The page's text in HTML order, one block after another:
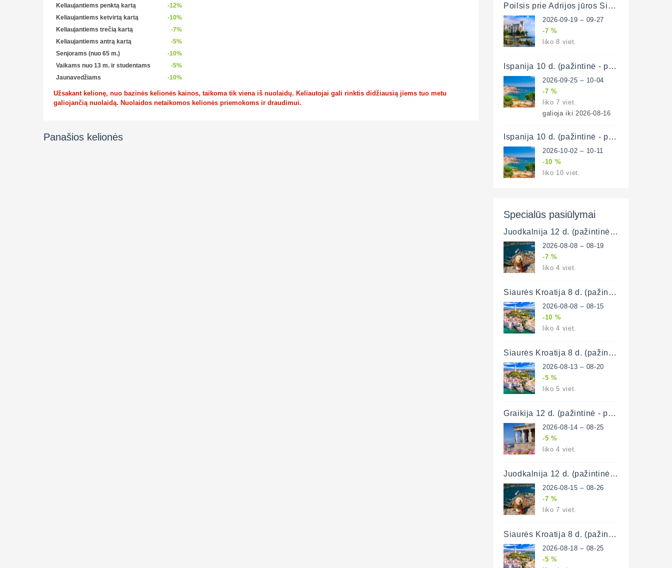
Keliaujantiems penktą kartą
-12%
Keliaujantiems ketvirtą kartą
-10%
Keliaujantiems trečią kartą
-7%
Keliaujantiems antrą kartą
-5%
Senjorams (nuo 65 m.)
-10%
Vaikams nuo 13 m. ir studentams
-5%
Jaunavedžiams
-10%
Užsakant kelionę, nuo bazinės kelionės kainos, taikoma tik viena iš nuolaidų. Keliautojai gali rinktis didžiausią jiems tuo metu
galiojančią nuolaidą. Nuolaidos netaikomos kelionės priemokoms ir draudimui.
Panašios kelionės
Poilsis prie Adrijos jūros Šiaurės Kroatijoje ir Italijoje
2026-09-19 – 09-27
-7 %
liko 8 viet.
Ispanija 10 d. (pažintinė - poilsinė)
2026-09-25 – 10-04
-7 %
liko 7 viet.
galioja iki 2026-08-16
Ispanija 10 d. (pažintinė - poilsinė)
2026-10-02 – 10-11
-10 %
liko 10 viet.
Specialūs pasiūlymai
Juodkalnija 12 d. (pažintinė-poilsinė)
2026-08-08 – 08-19
-7 %
liko 4 viet.
Šiaurės Kroatija 8 d. (pažintinė - poilsinė)
2026-08-08 – 08-15
-10 %
liko 4 viet.
Šiaurės Kroatija 8 d. (pažintinė - poilsinė)
2026-08-13 – 08-20
-5 %
liko 5 viet.
Graikija 12 d. (pažintinė - poilsinė)
2026-08-14 – 08-25
-5 %
liko 4 viet.
Juodkalnija 12 d. (pažintinė-poilsinė)
2026-08-15 – 08-26
-7 %
liko 7 viet.
Šiaurės Kroatija 8 d. (pažintinė - poilsinė)
2026-08-18 – 08-25
-5 %